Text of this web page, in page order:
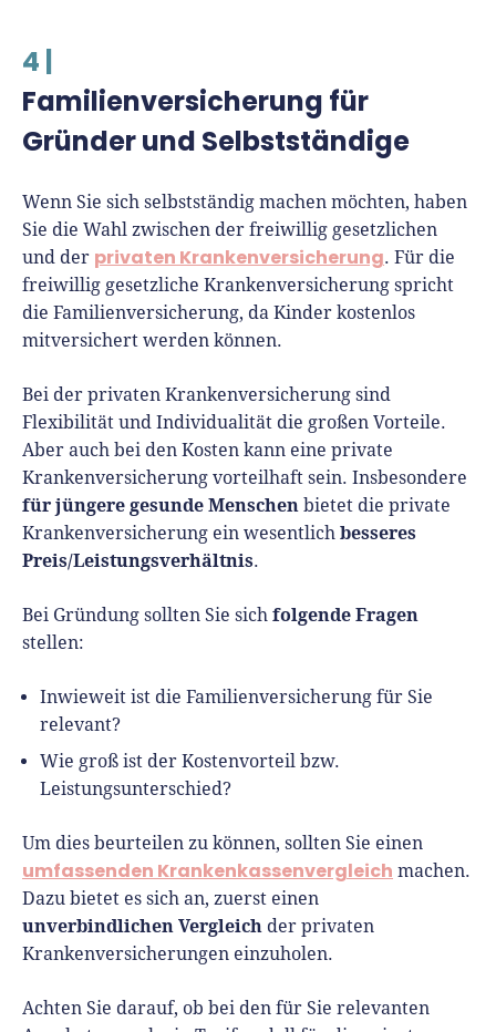
4 |
Familienversicherung für
Gründer und Selbstständige
Wenn Sie sich selbstständig machen möchten, haben
Sie die Wahl zwischen der freiwillig gesetzlichen
und der privaten Krankenversicherung. Für die
freiwillig gesetzliche Krankenversicherung spricht
die Familienversicherung, da Kinder kostenlos
mitversichert werden können.
Bei der privaten Krankenversicherung sind
Flexibilität und Individualität die großen Vorteile.
Aber auch bei den Kosten kann eine private
Krankenversicherung vorteilhaft sein. Insbesondere
für jüngere gesunde Menschen bietet die private
Krankenversicherung ein wesentlich besseres
Preis/Leistungsverhältnis.
Bei Gründung sollten Sie sich folgende Fragen
stellen:
Inwieweit ist die Familienversicherung für Sie
relevant?
Wie groß ist der Kostenvorteil bzw.
Leistungsunterschied?
Um dies beurteilen zu können, sollten Sie einen
umfassenden Krankenkassenvergleich machen.
Dazu bietet es sich an, zuerst einen
unverbindlichen Vergleich der privaten
Krankenversicherungen einzuholen.
Achten Sie darauf, ob bei den für Sie relevanten